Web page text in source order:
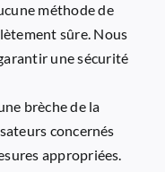
méthode de
sûre. Nous
une sécurité
brèche de la
concernés
appropriées.